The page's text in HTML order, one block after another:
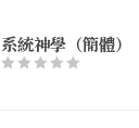
系統神學（簡體）